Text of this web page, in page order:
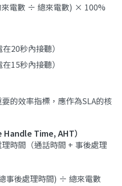
來電數 ÷ 總來電數) × 100%
20秒內接聽）
15秒內接聽）
的效率指標，應作為SLA的核
Time, AHT）
理時間（通話時間 + 事後處理
事後處理時間) ÷ 總來電數